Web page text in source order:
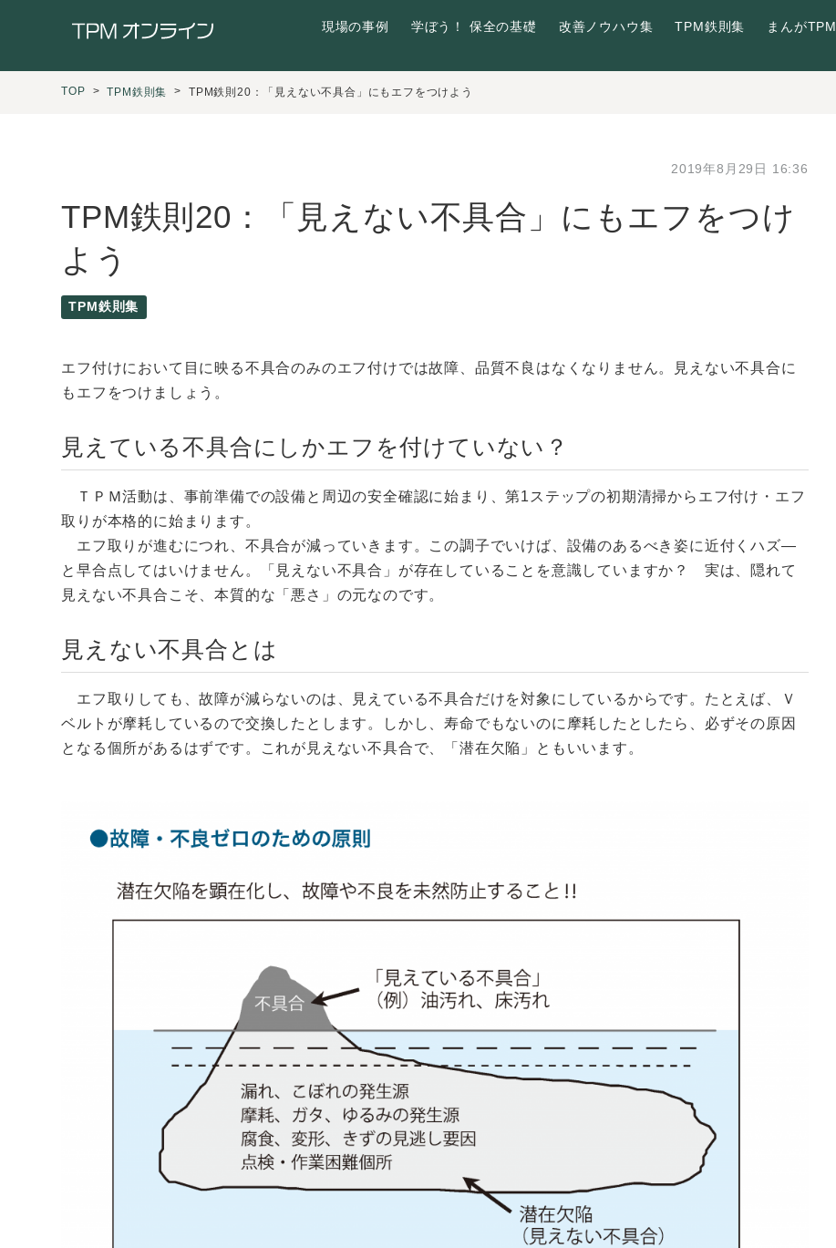
現場の事例 学ぼう！ 保全の基礎 改善ノウハウ集 TPM鉄則集 まんがTPM
TOP TPM鉄則集 TPM鉄則20：「見えない不具合」にもエフをつけよう
2019年8月29日 16:36
TPM鉄則20：「見えない不具合」にもエフをつけ
よう
TPM鉄則集
エフ付けにおいて目に映る不具合のみのエフ付けでは故障、品質不良はなくなりません。見えない不具合に
もエフをつけましょう。
見えている不具合にしかエフを付けていない？
ＴＰＭ活動は、事前準備での設備と周辺の安全確認に始まり、第1ステップの初期清掃からエフ付け・エフ
取りが本格的に始まります。
エフ取りが進むにつれ、不具合が減っていきます。この調子でいけば、設備のあるべき姿に近付くハズ―
と早合点してはいけません。「見えない不具合」が存在していることを意識していますか？ 実は、隠れて
見えない不具合こそ、本質的な「悪さ」の元なのです。
見えない不具合とは
エフ取りしても、故障が減らないのは、見えている不具合だけを対象にしているからです。たとえば、Ｖ
ベルトが摩耗しているので交換したとします。しかし、寿命でもないのに摩耗したとしたら、必ずその原因
となる個所があるはずです。これが見えない不具合で、「潜在欠陥」ともいいます。